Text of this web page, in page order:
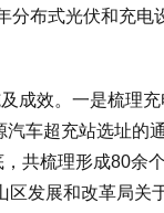
分布式光伏和充
效。一是梳理充
汽车超充站选址的
共梳理形成80余
区发展和改革局关